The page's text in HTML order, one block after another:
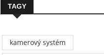
TAGY
kamerový systém